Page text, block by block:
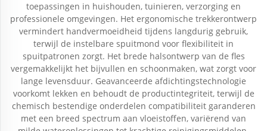
toepassingen in huishouden, tuinieren, verzorging en
professionele omgevingen. Het ergonomische trekkerontwerp
vermindert handvermoeidheid tijdens langdurig gebruik,
terwijl de instelbare spuitmond voor flexibiliteit in
spuitpatronen zorgt. Het brede halsontwerp van de fles
vergemakkelijkt het bijvullen en schoonmaken, wat zorgt voor
lange levensduur. Geavanceerde afdichtingstechnologie
voorkomt lekken en behoudt de productintegriteit, terwijl de
chemisch bestendige onderdelen compatibiliteit garanderen
met een breed spectrum aan vloeistoffen, variërend van